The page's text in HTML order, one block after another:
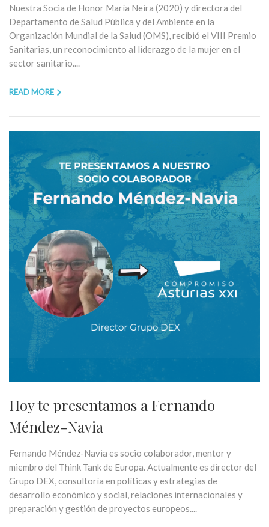
Nuestra Socia de Honor María Neira (2020) y directora del
Departamento de Salud Pública y del Ambiente en la
Organización Mundial de la Salud (OMS), recibió el VIII Premio
Sanitarias, un reconocimiento al liderazgo de la mujer en el
sector sanitario....
READ MORE
Hoy te presentamos a Fernando
Méndez-Navia
Fernando Méndez-Navia es socio colaborador, mentor y
miembro del Think Tank de Europa. Actualmente es director del
Grupo DEX, consultoría en políticas y estrategias de
desarrollo económico y social, relaciones internacionales y
preparación y gestión de proyectos europeos....